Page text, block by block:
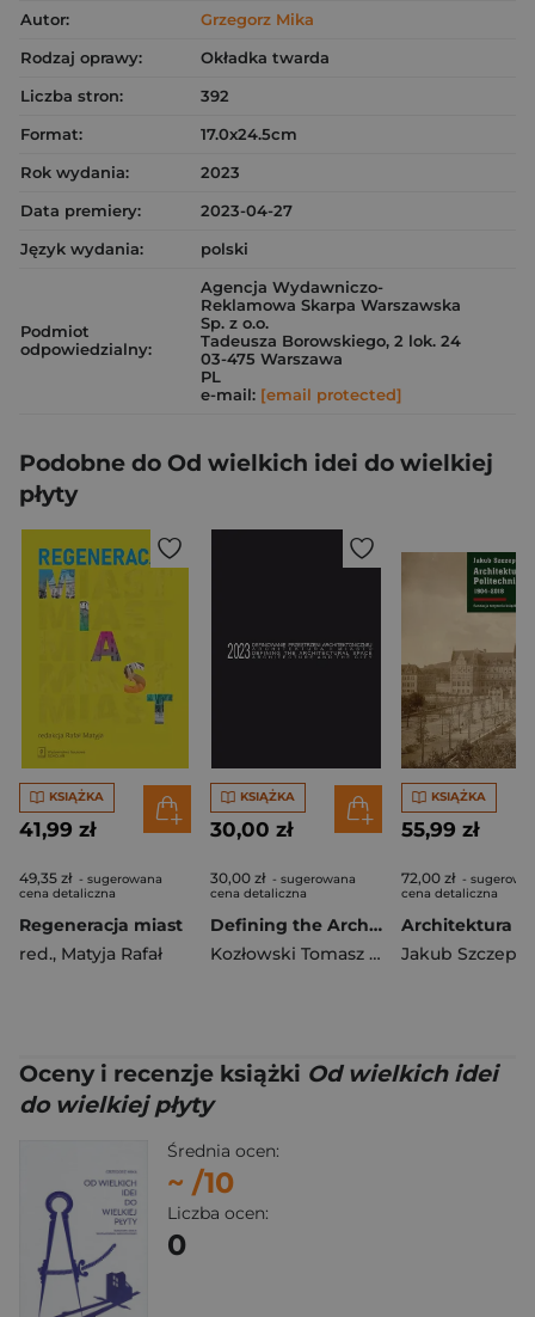
Autor:
Grzegorz Mika
Rodzaj oprawy:
Okładka twarda
Liczba stron:
392
Format:
17.0x24.5cm
Rok wydania:
2023
Data premiery:
2023-04-27
Język wydania:
polski
Podmiot
odpowiedzialny:
Agencja Wydawniczo-
Reklamowa Skarpa Warszawska
Sp. z o.o.
Tadeusza Borowskiego, 2 lok. 24
03-475 Warszawa
PL
e-mail: [email protected]
Podobne do Od wielkich idei do wielkiej
płyty
KSIĄŻKA
41,99 zł
49,35 zł - sugerowana
cena detaliczna
Regeneracja miast
red., Matyja Rafał
KSIĄŻKA
30,00 zł
30,00 zł - sugerowana
cena detaliczna
Defining the Architectural Space, 2023 vol. 1
Kozłowski Tomasz red.
KSIĄŻKA
55,99 zł
72,00 zł -
cena detaliczna
Jakub
Oceny i recenzje książki Od wielkich idei
do wielkiej płyty
Średnia ocen:
~ /10
Liczba ocen:
0